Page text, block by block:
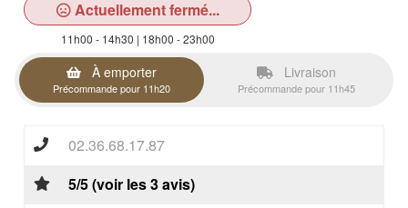
Actuellement fermé...
11h00 - 14h30 | 18h00 - 23h00
À emporter
Précommande pour 11h20
Livraison
Précommande pour 11h45
02.36.68.17.87
5/5 (voir les 3 avis)